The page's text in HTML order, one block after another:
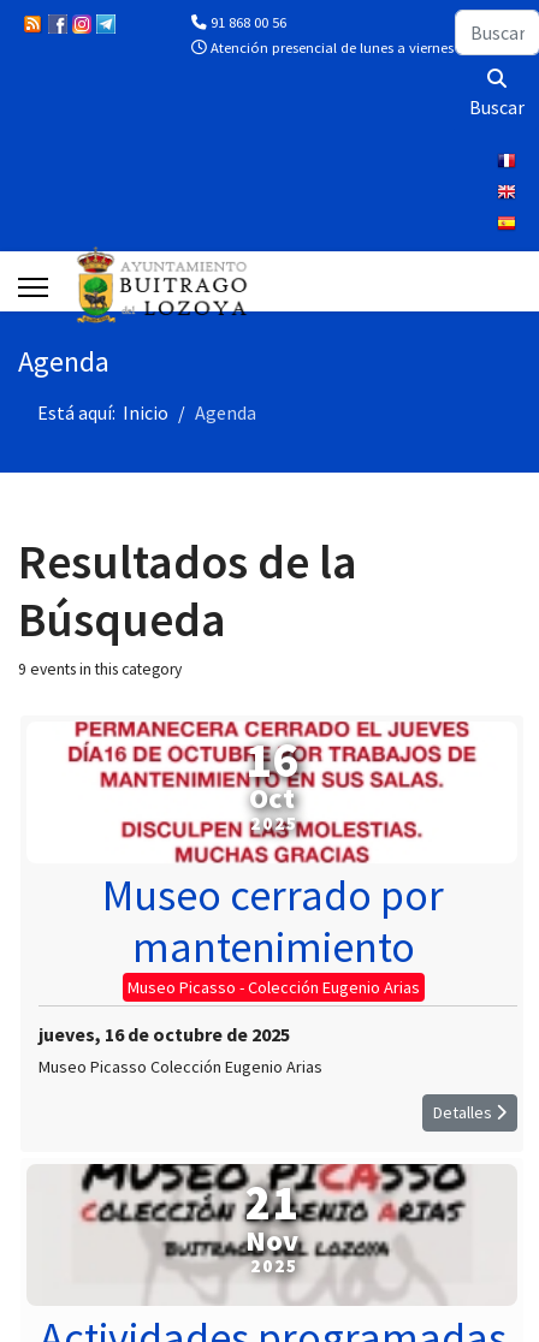
91 868 00 56
Atención presencial de lunes a viernes de 10:00 a
Buscar
Buscar
Agenda
Está aquí: Inicio Agenda
Resultados de la
Búsqueda
9 events in this category
16
Oct
2025
Museo cerrado por
mantenimiento
Museo Picasso - Colección Eugenio Arias
jueves, 16 de octubre de 2025
Museo Picasso Colección Eugenio Arias
Detalles
21
Nov
2025